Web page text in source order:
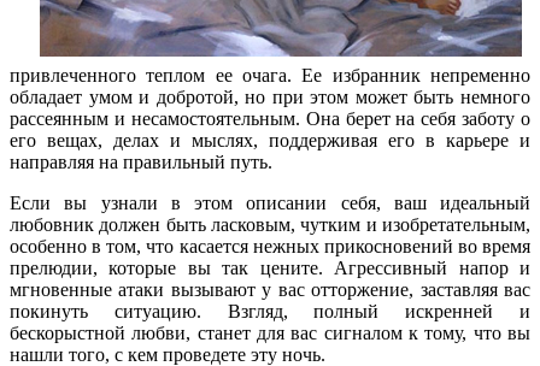
привлеченного теплом ее очага. Ее избранник непременно
обладает умом и добротой, но при этом может быть немного
рассеянным и несамостоятельным. Она берет на себя заботу о
его вещах, делах и мыслях, поддерживая его в карьере и
направляя на правильный путь.
Если вы узнали в этом описании себя, ваш идеальный
любовник должен быть ласковым, чутким и изобретательным,
особенно в том, что касается нежных прикосновений во время
прелюдии, которые вы так цените. Агрессивный напор и
мгновенные атаки вызывают у вас отторжение, заставляя вас
покинуть ситуацию. Взгляд, полный искренней и
бескорыстной любви, станет для вас сигналом к тому, что вы
нашли того, с кем проведете эту ночь.